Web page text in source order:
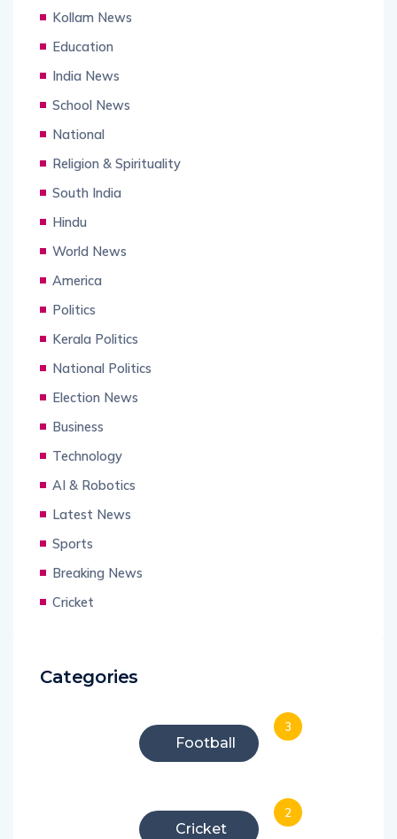
Kollam News
Education
India News
School News
National
Religion & Spirituality
South India
Hindu
World News
America
Politics
Kerala Politics
National Politics
Election News
Business
Technology
AI & Robotics
Latest News
Sports
Breaking News
Cricket
Categories
Football
3
Cricket
2